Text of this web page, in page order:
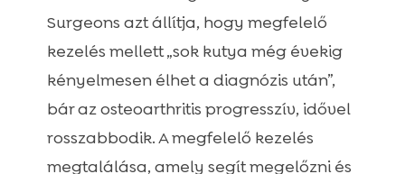
Surgeons azt állítja, hogy megfelelő
kezelés mellett „sok kutya még évekig
kényelmesen élhet a diagnózis után”,
bár az osteoarthritis progresszív, idővel
rosszabbodik. A megfelelő kezelés
megtalálása, amely segít megelőzni és